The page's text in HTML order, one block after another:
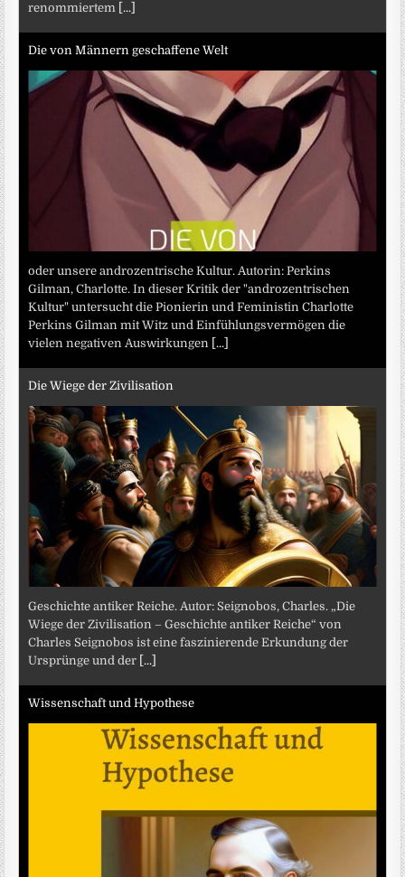
renommiertem [...]
Die von Männern geschaffene Welt
oder unsere androzentrische Kultur. Autorin: Perkins
Gilman, Charlotte. In dieser Kritik der "androzentrischen
Kultur" untersucht die Pionierin und Feministin Charlotte
Perkins Gilman mit Witz und Einfühlungsvermögen die
vielen negativen Auswirkungen [...]
Die Wiege der Zivilisation
Geschichte antiker Reiche. Autor: Seignobos, Charles. „Die
Wiege der Zivilisation – Geschichte antiker Reiche“ von
Charles Seignobos ist eine faszinierende Erkundung der
Ursprünge und der [...]
Wissenschaft und Hypothese